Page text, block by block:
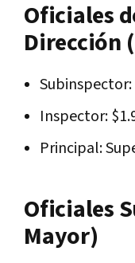
Oficiales
Dirección
Inspector:
Principal:
Oficiales
Mayor)